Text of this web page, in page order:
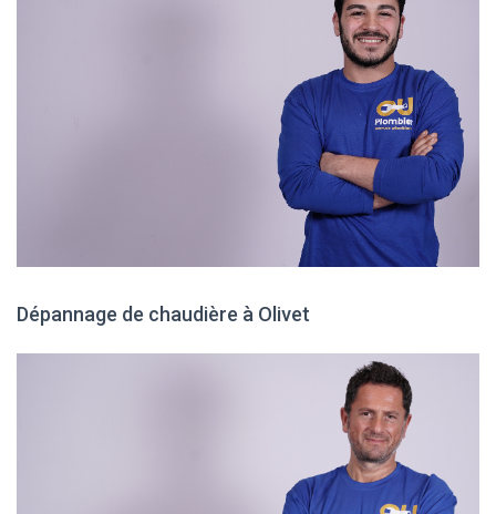
Dépannage de chaudière à Olivet